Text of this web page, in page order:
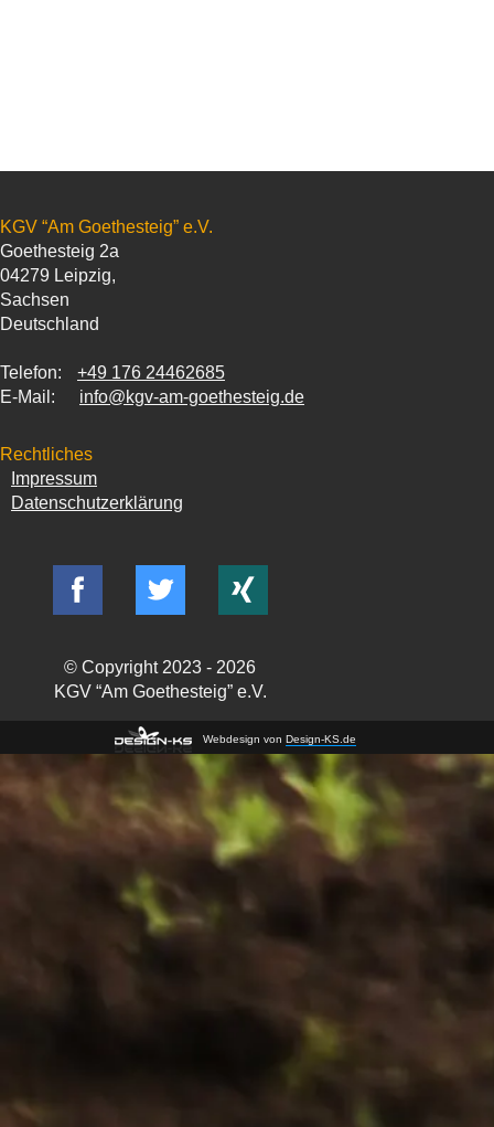
KGV “Am Goethesteig” e.V.
Goethesteig 2a
04279 Leipzig,
Sachsen
Deutschland
Telefon:
+49 176 24462685
E-Mail:
info@kgv-am-goethesteig.de
Rechtliches
Impressum
Datenschutzerklärung
© Copyright 2023 - 2026
KGV “Am Goethesteig” e.V.
Webdesign von Design-KS.de